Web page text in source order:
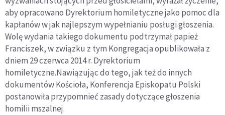
aby opracowano Dyrektorium homiletyczne jako pomoc dla
kapłanów w jak najlepszym wypełnianiu posługi głoszenia.
Wolę wydania takiego dokumentu podtrzymał papież
Franciszek, w związku z tym Kongregacja opublikowała z
dniem 29 czerwca 2014 r. Dyrektorium
homiletyczne.Nawiązując do tego, jak też do innych
dokumentów Kościoła, Konferencja Episkopatu Polski
postanowiła przypomnieć zasady dotyczące głoszenia
homilii mszalnej.